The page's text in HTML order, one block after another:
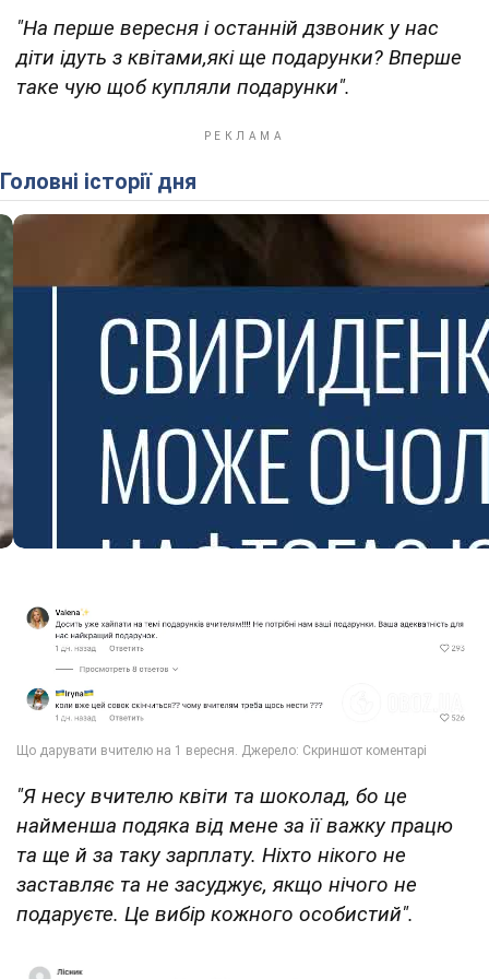
"На перше вересня і останній дзвоник у нас
діти ідуть з квітами,які ще подарунки? Вперше
таке чую щоб купляли подарунки".
Головні історії дня
"Я несу вчителю квіти та шоколад, бо це
найменша подяка від мене за її важку працю
та ще й за таку зарплату. Ніхто нікого не
заставляє та не засуджує, якщо нічого не
подаруєте. Це вибір кожного особистий".